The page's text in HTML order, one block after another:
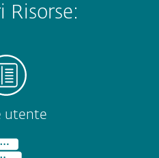
Risorse:
utente